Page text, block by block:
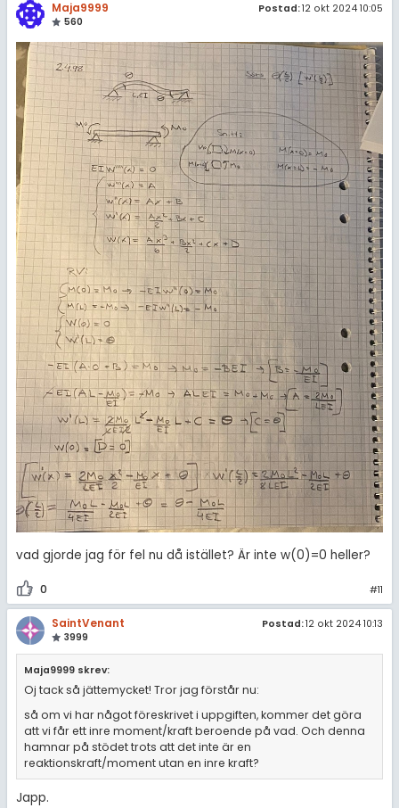
Maja9999
560
Postad:12 okt 2024 10:05
vad gjorde jag för fel nu då istället? Är inte w(0)=0 heller?
0 #11
SaintVenant
3999
Postad:12 okt 2024 10:13
Maja9999 skrev:
Oj tack så jättemycket! Tror jag förstår nu:
så om vi har något föreskrivet i uppgiften, kommer det göra
att vi får ett inre moment/kraft beroende på vad. Och denna
hamnar på stödet trots att det inte är en
reaktionskraft/moment utan en inre kraft?
Japp.